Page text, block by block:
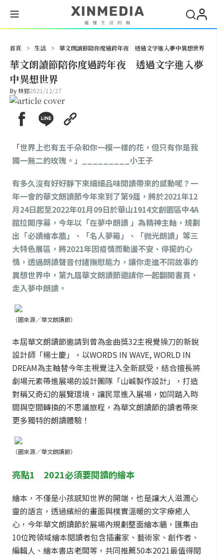
首頁 > 生活 > 華文朗讀節陪你度過跨年夜 透過文字進入夢中異想世界
華文朗讀節陪你度過跨年夜 透過文字進入夢
中異想世界
By林郅2021/12/27
「世界上也有五千朵和你一模一樣的花，但只有你是我
獨一無二的玫瑰。」_________小王子
有多久沒有好好靜下來細細品味閱讀帶來的感動呢？一
年一會的華文朗讀節今年來到了第9屆，將於2021年12
月24日起至2022年01月09日於華山1914文創園區中4A
館拉開序幕，今年以「在夢中朗讀 」為精神主軸，規劃
出「必讀繪本牆」、「名人夢箱」、「微光朗讀」等三
大特色展區，將2021年因疫情而動盪不安、停擺的心
情，透過朗讀聲音付諸撫慰能力，讓你走進不同故事的
異想世界中，第九屆華文朗讀節邀請你一起翻開書頁，
走入夢中朗讀。
（圖來源／華文朗讀節）
本屆華文朗讀節邀請到曾為金曲獎32主視覺操刀的新銳
設計師「楊士慶」，以WORDS IN WAVE, WORLD IN
DREAM為主軸替今年主視覺注入全新感受，結合擅長將
劇場元素帶進展場的設計團隊「山峸製作設計」，打造
對稱又奇幻的展覽環境，讓民眾進入展場，如同踏入時
間與空間轉換的不思議旅程，為華文朗讀節的讀者帶來
更多獨特的朗讀體驗！
（圖來源／華文朗讀節）
亮點1 2021必須要閱讀的繪本
繪本， 不僅是小孩感知世界的開端，也是讓大人滋潤心
靈的語言，透過繽紛的畫面與樸實溫暖的文字療癒人
心，今年華文朗讀節於展場內規劃整面繪本牆，匯集由
10位跨領域繪本閱讀者包含插畫家、藝術家、創作者、
編輯人、繪本書店老闆等，共同推薦50本2021最值得閱